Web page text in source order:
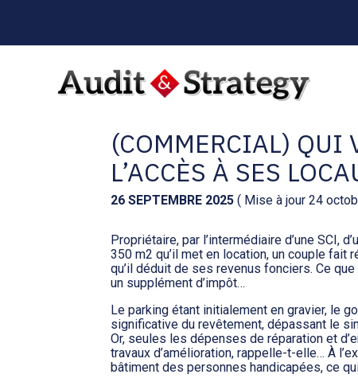
sub-
header
Aller
(COMMERCIAL) QUI
L’ACCÈS À SES
26 SEPTEMBRE 2025 ( Mise à jour 24
Propriétaire, par l’intermédiaire d’une SCI,
350 m2 qu’il met en location, un couple fait
qu’il déduit de ses revenus fonciers. Ce
un supplément d’impôt…
Le parking étant initialement en gravier, le
significative du revêtement, dépassant le
Or, seules les dépenses de réparation et
travaux d’amélioration, rappelle-t-elle… À
bâtiment des personnes handicapées, ce